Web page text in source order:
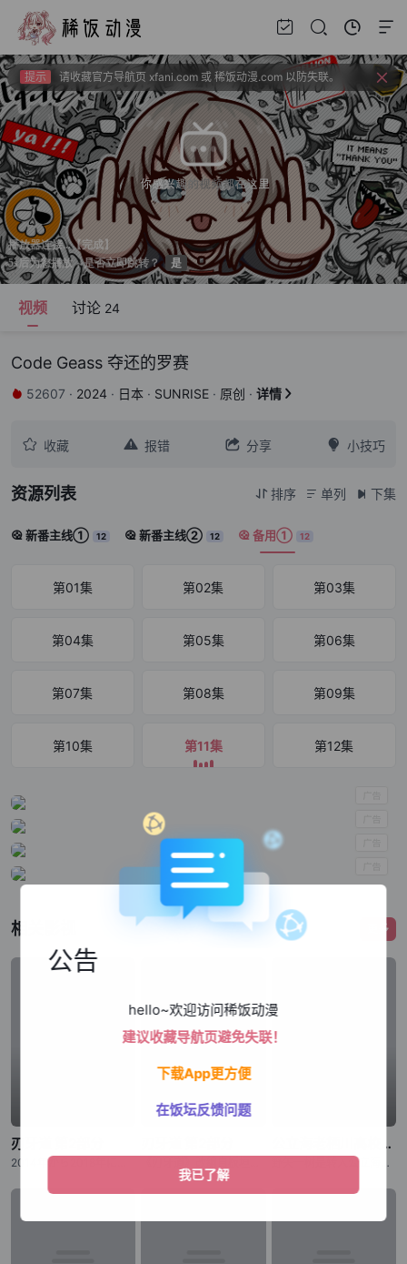
提示
新番如果频繁出现花屏请切换线路！！！
提示
提示
请收藏官方导航页 xfani.com 或 稀饭动漫.com 以防失联。
提示
视频载入速度跟网速有关，如果卡顿请挂亚洲地区加速器。
提示
新番如果频繁出现花屏请切换线路！！！
视频 讨论 24
Code Geass 夺还的罗赛
 52607 · 2024 · 日本 · SUNRISE · 原创 · 详情 
 收藏  报错  分享  小技巧
资源列表  排序  单列  下集
 新番主线① 12  新番主线② 12  备用① 12
第01集 第02集 第03集
第04集 第05集 第06集
第07集 第08集 第09集
第10集 第11集 第12集
相关影视 更多
刃牙道 第2部分 公立海老栖川高校天闷部
野矢一树是转入公立海老栖川高校的新生，对天文感兴趣的他本想申请加入天文部，但却错入部室，成为了原本仅由女生组成的天闷部的一员。在这里，一树遇到了个性鲜明的女生部员们，有常常搞出问题来的户田山响子、天闷
公告
hello~欢迎访问稀饭动漫
建议收藏导航页避免失联！
下载App更方便
在饭坛反馈问题